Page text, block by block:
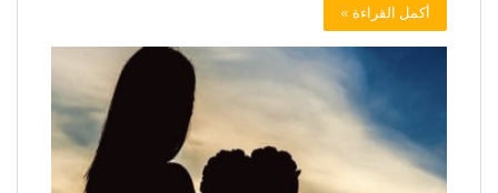
أكمل القراءة »